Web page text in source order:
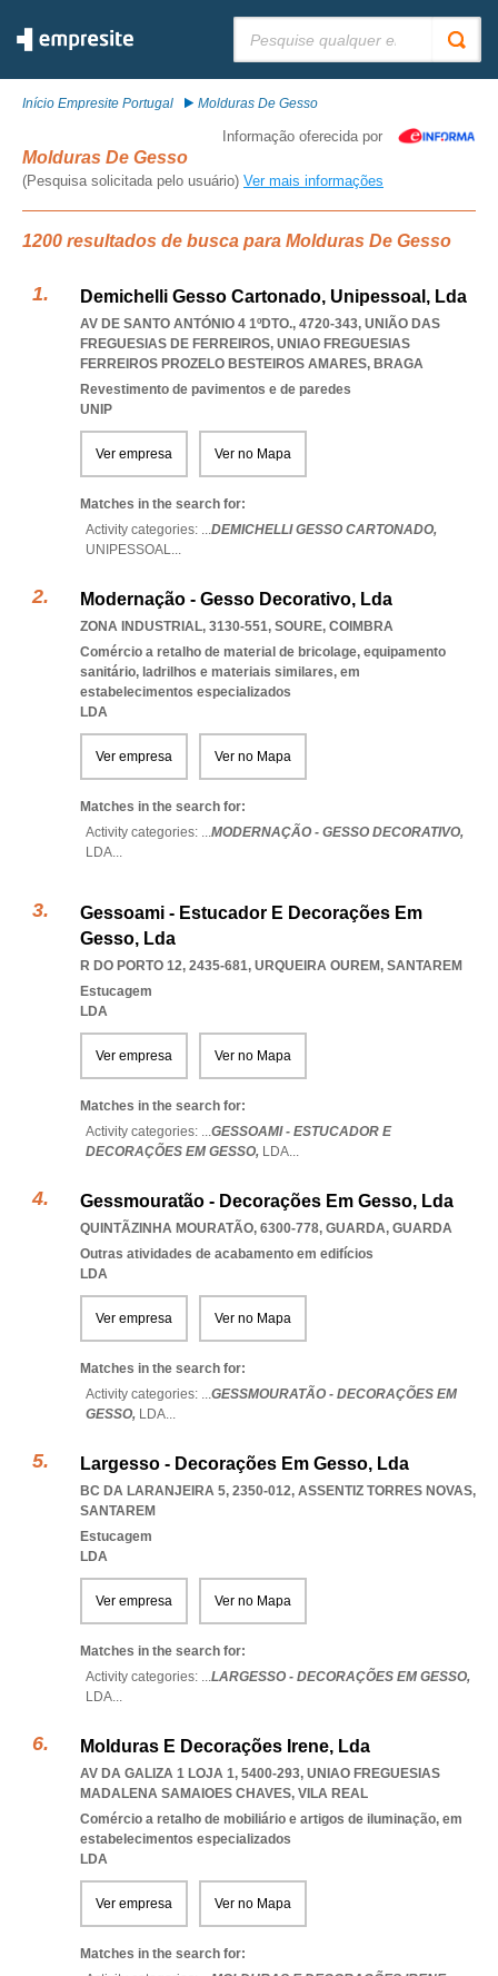
Início Empresite Portugal Molduras De Gesso
Informação oferecida por
Molduras De Gesso
(Pesquisa solicitada pelo usuário) Ver mais informações
1200 resultados de busca para Molduras De Gesso
Demichelli Gesso Cartonado, Unipessoal, Lda
AV DE SANTO ANTÓNIO 4 1ºDTO., 4720-343, UNIÃO DAS
FREGUESIAS DE FERREIROS, UNIAO FREGUESIAS
FERREIROS PROZELO BESTEIROS AMARES, BRAGA
Revestimento de pavimentos e de paredes
UNIP
Ver empresa Ver no Mapa
Matches in the search for:
Activity categories: ...DEMICHELLI GESSO CARTONADO,
UNIPESSOAL...
Modernação - Gesso Decorativo, Lda
ZONA INDUSTRIAL, 3130-551, SOURE, COIMBRA
Comércio a retalho de material de bricolage, equipamento
sanitário, ladrilhos e materiais similares, em
estabelecimentos especializados
LDA
Ver empresa Ver no Mapa
Matches in the search for:
Activity categories: ...MODERNAÇÃO - GESSO DECORATIVO,
LDA...
Gessoami - Estucador E Decorações Em
Gesso, Lda
R DO PORTO 12, 2435-681, URQUEIRA OUREM, SANTAREM
Estucagem
LDA
Ver empresa Ver no Mapa
Matches in the search for:
Activity categories: ...GESSOAMI - ESTUCADOR E
DECORAÇÕES EM GESSO, LDA...
Gessmouratão - Decorações Em Gesso, Lda
QUINTÃZINHA MOURATÃO, 6300-778, GUARDA, GUARDA
Outras atividades de acabamento em edifícios
LDA
Ver empresa Ver no Mapa
Matches in the search for:
Activity categories: ...GESSMOURATÃO - DECORAÇÕES EM
GESSO, LDA...
Largesso - Decorações Em Gesso, Lda
BC DA LARANJEIRA 5, 2350-012, ASSENTIZ TORRES NOVAS,
SANTAREM
Estucagem
LDA
Ver empresa Ver no Mapa
Matches in the search for:
Activity categories: ...LARGESSO - DECORAÇÕES EM GESSO,
LDA...
Molduras E Decorações Irene, Lda
AV DA GALIZA 1 LOJA 1, 5400-293, UNIAO FREGUESIAS
MADALENA SAMAIOES CHAVES, VILA REAL
Comércio a retalho de mobiliário e artigos de iluminação, em
estabelecimentos especializados
LDA
Ver empresa Ver no Mapa
Matches in the search for: